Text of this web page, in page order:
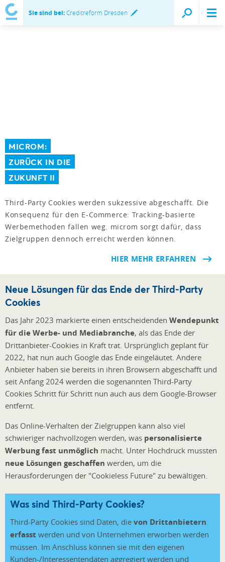
Sie sind bei:Creditreform Dresden
MICROM:
ZURÜCK IN DIE
ZUKUNFT II
Third-Party Cookies werden sukzessive abgeschafft. Die
Konsequenz für den E-Commerce: Tracking-basierte
Werbemethoden fallen weg. microm sorgt dafür, dass
Zielgruppen dennoch erreicht werden können.
HIER MEHR ERFAHREN
Neue Lösungen für das Ende der Third-Party
Cookies
Das Jahr 2023 markierte einen entscheidenden Wendepunkt
für die Werbe- und Mediabranche, als das Ende der
Drittanbieter-Cookies in Kraft trat. Ursprünglich geplant für
2022, hat nun auch Google das Ende eingeläutet. Andere
Anbieter haben sie bereits in ihren Browsern abgeschafft und
seit Anfang 2024 werden die sogenannten Third-Party
Cookies Schritt für Schritt nun auch aus dem Google-Browser
entfernt.
Das Online-Verhalten der Zielgruppen kann also viel
schwieriger nachvollzogen werden, was personalisierte
Werbung fast unmöglich macht. Unter Hochdruck mussten
neue Lösungen geschaffen werden, um die
Herausforderungen der "Cookieless Future" zu bewältigen.
Was sind Third-Party Cookies?
Third-Party Cookies sind Daten, die von Drittanbietern
erfasst werden und von Unternehmen erworben werden
müssen. Im Anschluss können sie mit den eigenen
Kunden-/Interessentendaten aggregiert werden und